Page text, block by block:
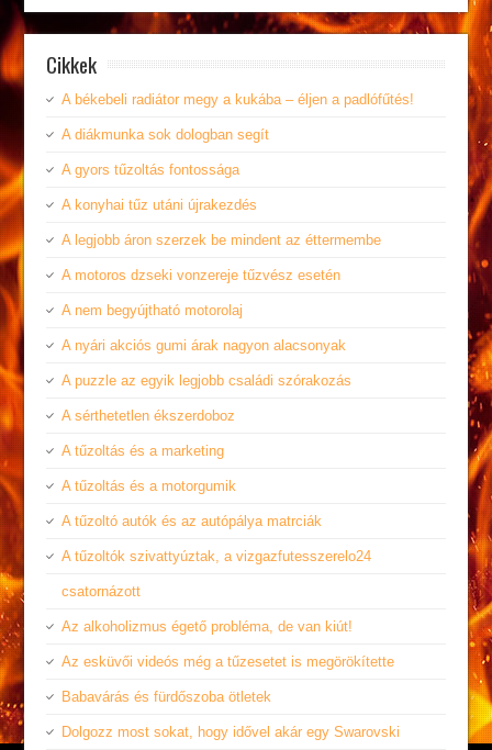
Cikkek
A békebeli radiátor megy a kukába – éljen a padlófűtés!
A diákmunka sok dologban segít
A gyors tűzoltás fontossága
A konyhai tűz utáni újrakezdés
A legjobb áron szerzek be mindent az éttermembe
A motoros dzseki vonzereje tűzvész esetén
A nem begyújtható motorolaj
A nyári akciós gumi árak nagyon alacsonyak
A puzzle az egyik legjobb családi szórakozás
A sérthetetlen ékszerdoboz
A tűzoltás és a marketing
A tűzoltás és a motorgumik
A tűzoltó autók és az autópálya matrciák
A tűzoltók szivattyúztak, a vizgazfutesszerelo24
csatornázott
Az alkoholizmus égető probléma, de van kiút!
Az esküvői videós még a tűzesetet is megörökítette
Babavárás és fürdőszoba ötletek
Dolgozz most sokat, hogy idővel akár egy Swarovski